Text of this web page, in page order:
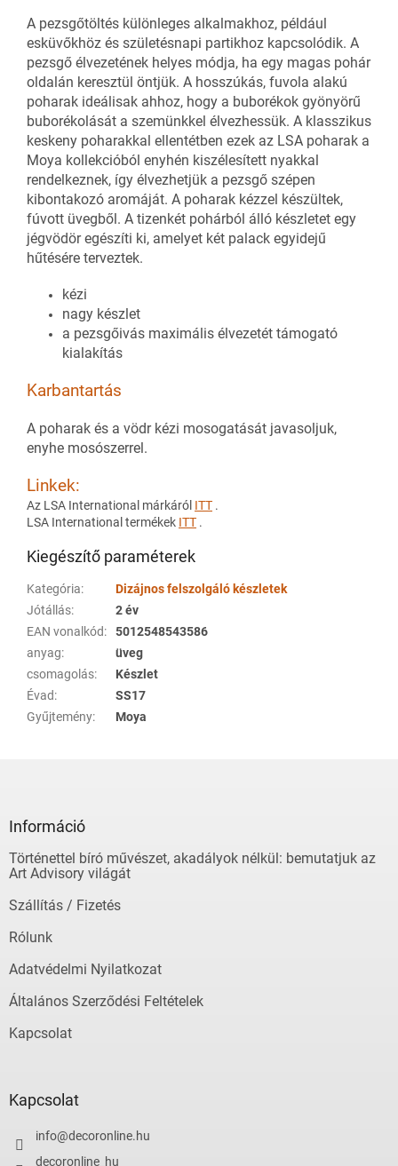
A pezsgőtöltés különleges alkalmakhoz, például
esküvőkhöz és születésnapi partikhoz kapcsolódik. A
pezsgő élvezetének helyes módja, ha egy magas pohár
oldalán keresztül öntjük. A hosszúkás, fuvola alakú
poharak ideálisak ahhoz, hogy a buborékok gyönyörű
buborékolását a szemünkkel élvezhessük. A klasszikus
keskeny poharakkal ellentétben ezek az LSA poharak a
Moya kollekcióból enyhén kiszélesített nyakkal
rendelkeznek, így élvezhetjük a pezsgő szépen
kibontakozó aromáját. A poharak kézzel készültek,
fúvott üvegből. A tizenkét pohárból álló készletet egy
jégvödör egészíti ki, amelyet két palack egyidejű
hűtésére terveztek.
kézi
nagy készlet
a pezsgőivás maximális élvezetét támogató
kialakítás
Karbantartás
A poharak és a vödr kézi mosogatását javasoljuk,
enyhe mosószerrel.
Linkek:
Az LSA International márkáról ITT .
LSA International termékek ITT .
Kiegészítő paraméterek
Kategória:
Dizájnos felszolgáló készletek
Jótállás:
2 év
EAN vonalkód:
5012548543586
anyag:
üveg
csomagolás:
Készlet
Évad:
SS17
Gyűjtemény: Moya
Információ
Történettel bíró művészet, akadályok nélkül: bemutatjuk az
Art Advisory világát
Szállítás / Fizetés
Rólunk
Adatvédelmi Nyilatkozat
Általános Szerződési Feltételek
Kapcsolat
Kapcsolat
info@decoronline.hu
decoronline_hu